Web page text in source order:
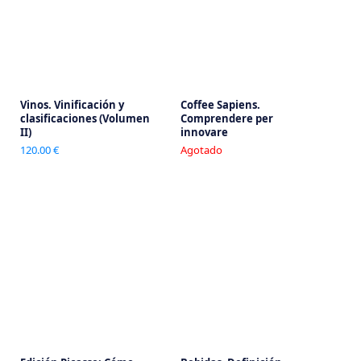
Vinos. Vinificación y
clasificaciones (Volumen
II)
120.00 €
Coffee Sapiens.
Comprendere per
innovare
Agotado